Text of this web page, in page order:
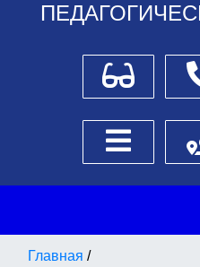
Для
Боковое
Главная /